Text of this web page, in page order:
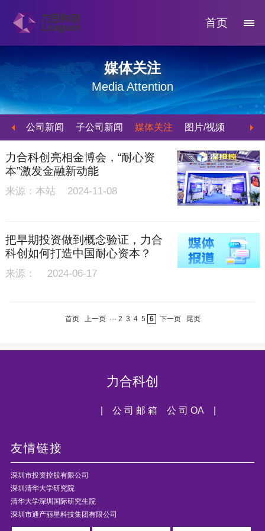
首页
媒体关注
Media Attention
公司新闻 子公司新闻 媒体关注 图片/视频
力合科创亮相金博会，“耐心资
本”激发金融新动能
来源：本站 2024-11-08
把早期投资做到概念验证，力合
科创如何打造中国耐心资本？
来源： 2024-06-17
首页 上一页 ··· 2 3 4 5 6 下一页 尾页
力合科创
公 司 OA |
| 公 司 邮 箱
友情链接
深圳市投资控股有限公司
深圳清华大学研究院
清华大学深圳国际研究生院
深圳市通产丽星科技集团有限公司